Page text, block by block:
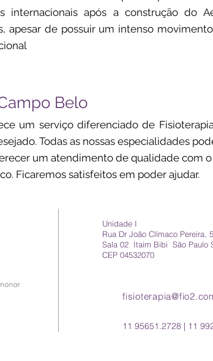
internacionais após a construção do
, apesar de possuir um intenso
Belo
um serviço diferenciado de
Todas as nossas especialidades
um atendimento de qualidade com
Ficaremos satisfeitos em poder ajudar.
Unidade I
Rua Dr João Clímaco Pereira,
Sala 02 Itaim Bibi São Paulo
CEP 04532070
11 95651.2728 | 11